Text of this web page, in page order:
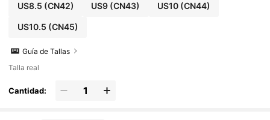
US8.5 (CN42) US9 (CN43) US10(CN44)
US10.5 (CN45)
Guía de Tallas
Talla real
Cantidad: